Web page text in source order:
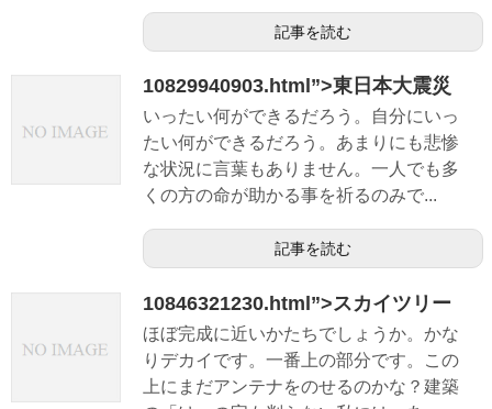
記事を読む
10829940903.html”>東日本大震災
いったい何ができるだろう。自分にいっ
たい何ができるだろう。あまりにも悲惨
な状況に言葉もありません。一人でも多
くの方の命が助かる事を祈るのみで...
記事を読む
10846321230.html”>スカイツリー
ほぼ完成に近いかたちでしょうか。かな
りデカイです。一番上の部分です。この
上にまだアンテナをのせるのかな？建築